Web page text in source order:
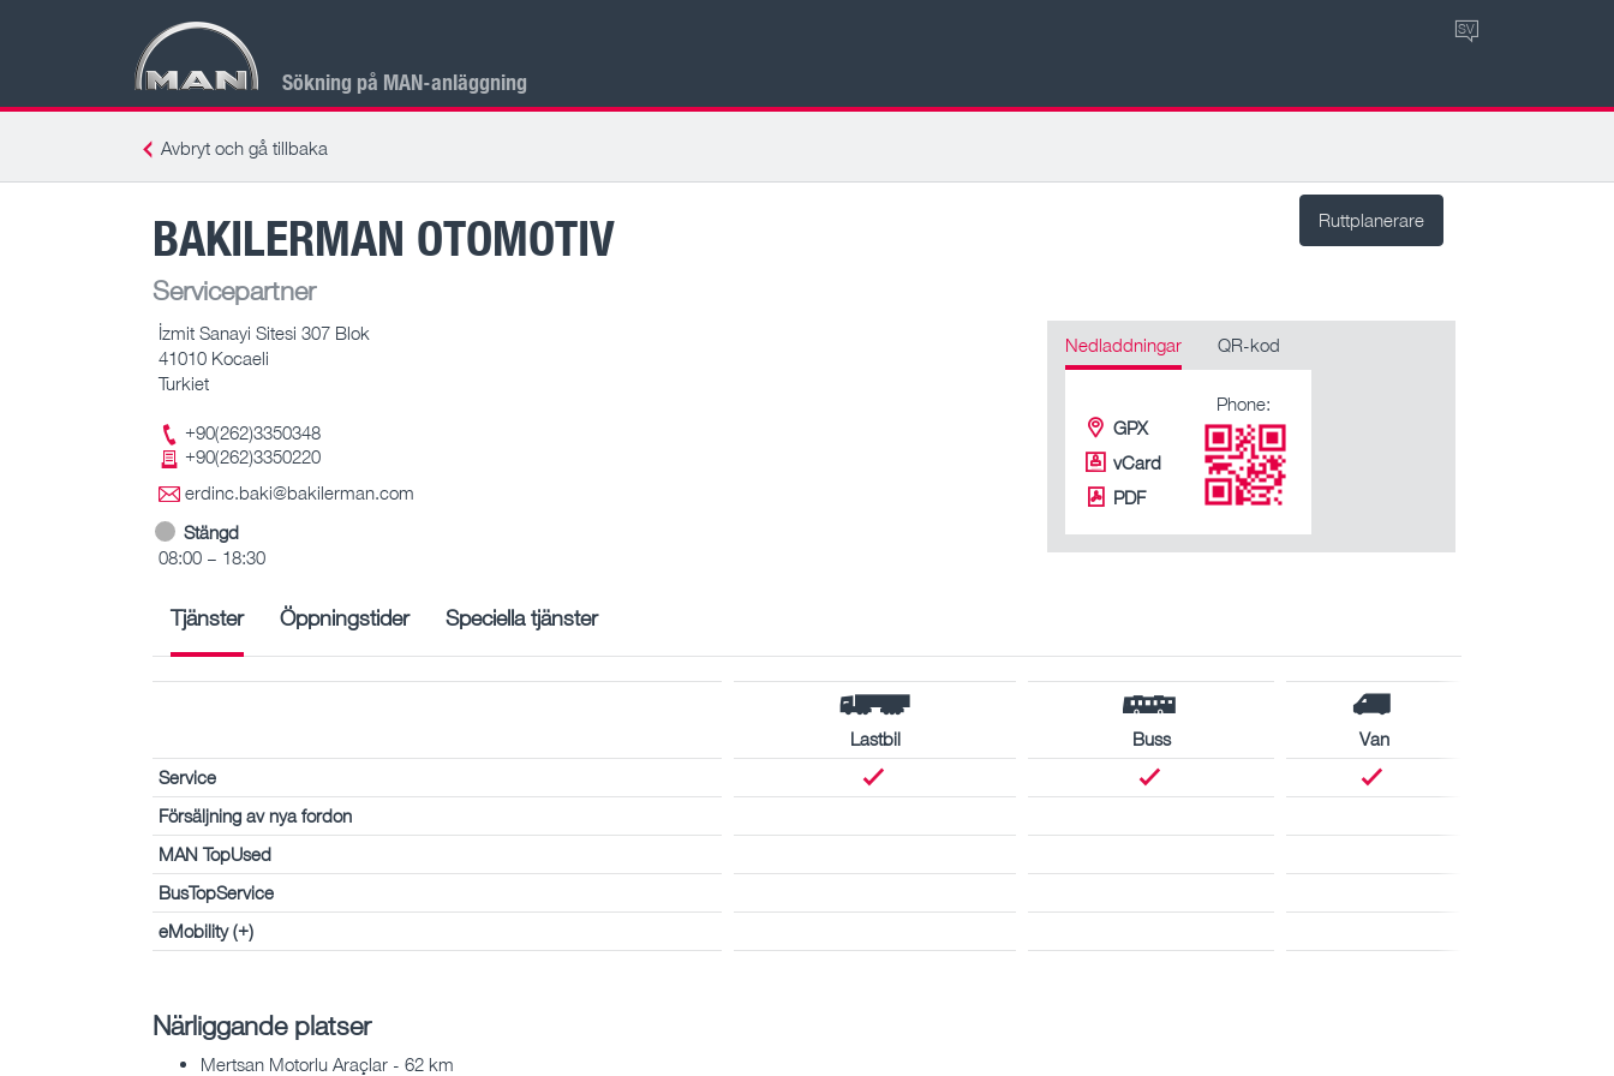
Sökning på MAN-anläggning
SV
Avbryt och gå tillbaka
Ruttplanerare
BAKILERMAN OTOMOTIV
Servicepartner
İzmit Sanayi Sitesi 307 Blok
41010 Kocaeli
Turkiet
+90(262)3350348
+90(262)3350220
erdinc.baki@bakilerman.com
Stängd
08:00 – 18:30
Nedladdningar QR-kod
GPX
vCard
PDF
Phone:
Tjänster Öppningstider Speciella tjänster
Lastbil Buss
Van
Service
Försäljning av nya fordon
MAN TopUsed
BusTopService
eMobility (+)
Närliggande platser
Mertsan Motorlu Araçlar - 62 km